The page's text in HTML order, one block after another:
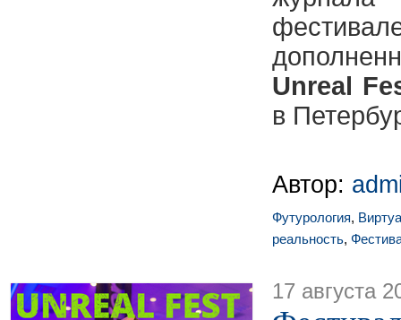
Unreal
в
Автор:
Футурология,
реальность,
17 августа